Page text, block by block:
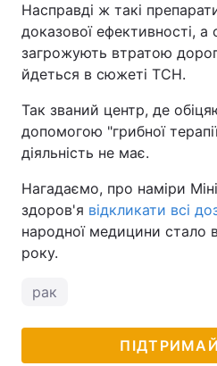
Архів
Контакти
Насправді ж такі
доказової ефективності,
загрожують втратою
йдеться в сюжеті ТСН.
Так званий центр, де
допомогою "грибної
діяльність не має.
Нагадаємо, про наміри
здоров'я відкликати всі
народної медицини стало
року.
рак